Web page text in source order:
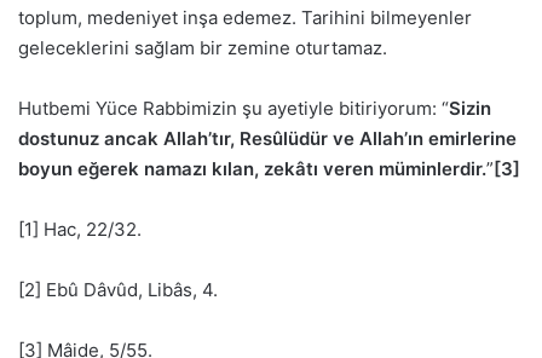
toplum, medeniyet inşa edemez. Tarihini bilmeyenler
geleceklerini sağlam bir zemine oturtamaz.
Hutbemi Yüce Rabbimizin şu ayetiyle bitiriyorum: “Sizin
dostunuz ancak Allah’tır, Resûlüdür ve Allah’ın emirlerine
boyun eğerek namazı kılan, zekâtı veren müminlerdir.”[3]
[1] Hac, 22/32.
[2] Ebû Dâvûd, Libâs, 4.
[3] Mâide, 5/55.